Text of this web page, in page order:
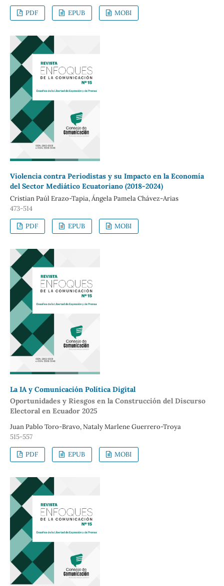
PDF EPUB MOBI
Violencia contra Periodistas y su Impacto en la Economía
del Sector Mediático Ecuatoriano (2018-2024)
Cristian Paúl Erazo-Tapia, Ángela Pamela Chávez-Arias
473-514
PDF EPUB MOBI
LaIA y Comunicación Política Digital
Oportunidades y Riesgos en la Construcción del Discurso
Electoral en Ecuador 2025
Juan Pablo Toro-Bravo, Nataly Marlene Guerrero-Troya
515-557
PDF EPUB MOBI